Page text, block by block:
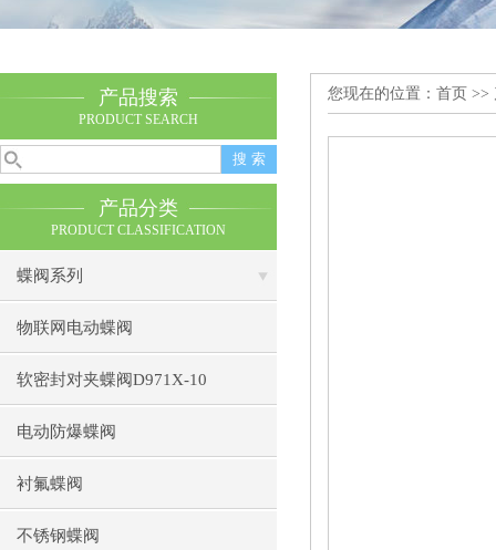
产品搜索
PRODUCT SEARCH
产品分类
PRODUCT CLASSIFICATION
蝶阀系列
物联网电动蝶阀
软密封对夹蝶阀D971X-10
电动防爆蝶阀
衬氟蝶阀
不锈钢蝶阀
您现在的位置： 首页 >>